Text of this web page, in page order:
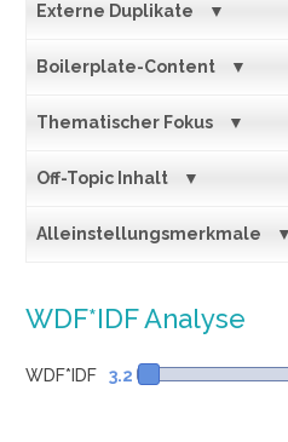
Externe Duplikate
Boilerplate-Content
Thematischer Fokus
Off-Topic Inhalt
Alleinstellungsmerkmale
WDF*IDF Analyse
WDF*IDF 3.2